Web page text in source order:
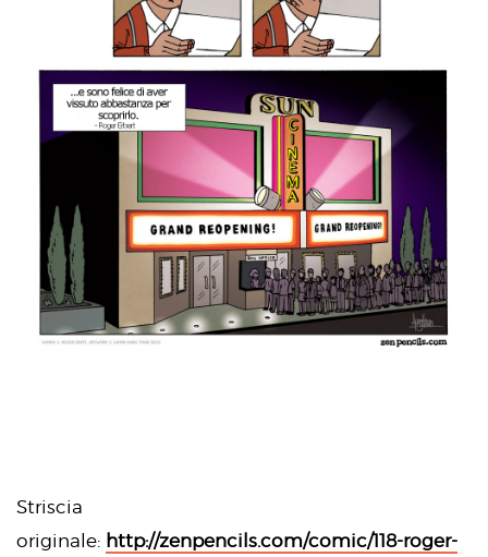
Striscia
originale: http://zenpencils.com/comic/118-roger-